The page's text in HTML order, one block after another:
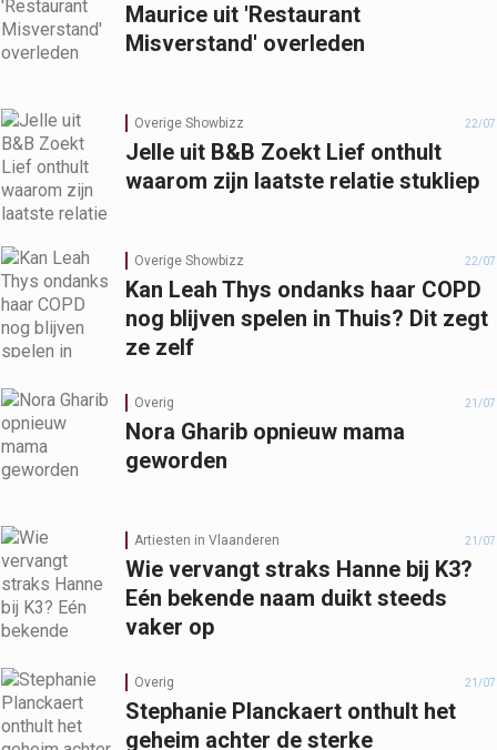
Maurice uit 'Restaurant
Misverstand' overleden
Overige Showbizz 22/07
Jelle uit B&B Zoekt Lief onthult
waarom zijn laatste relatie stukliep
Overige Showbizz 22/07
Kan Leah Thys ondanks haar COPD
nog blijven spelen in Thuis? Dit zegt
ze zelf
Overig 21/07
Nora Gharib opnieuw mama
geworden
Artiesten in Vlaanderen 21/07
Wie vervangt straks Hanne bij K3?
Eén bekende naam duikt steeds
vaker op
Overig 21/07
Stephanie Planckaert onthult het
geheim achter de sterke